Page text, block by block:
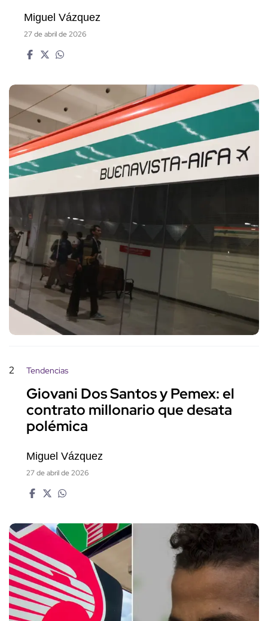
Miguel Vázquez
27 de abril de 2026
2 Tendencias
Giovani Dos Santos y Pemex: el
contrato millonario que desata
polémica
Miguel Vázquez
27 de abril de 2026